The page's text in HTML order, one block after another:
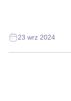
23 wrz 2024